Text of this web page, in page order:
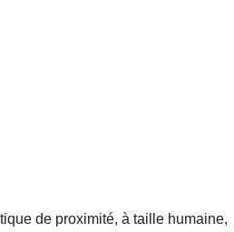
de proximité, à taille humaine,